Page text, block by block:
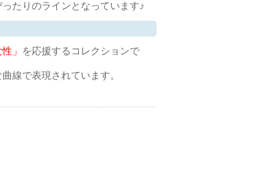
たりのラインとなっています♪
」
を応援するコレクションで
線で表現されています。